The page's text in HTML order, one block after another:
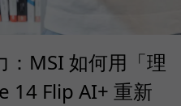
：MSI 如何用「理
14 Flip AI+ 重新